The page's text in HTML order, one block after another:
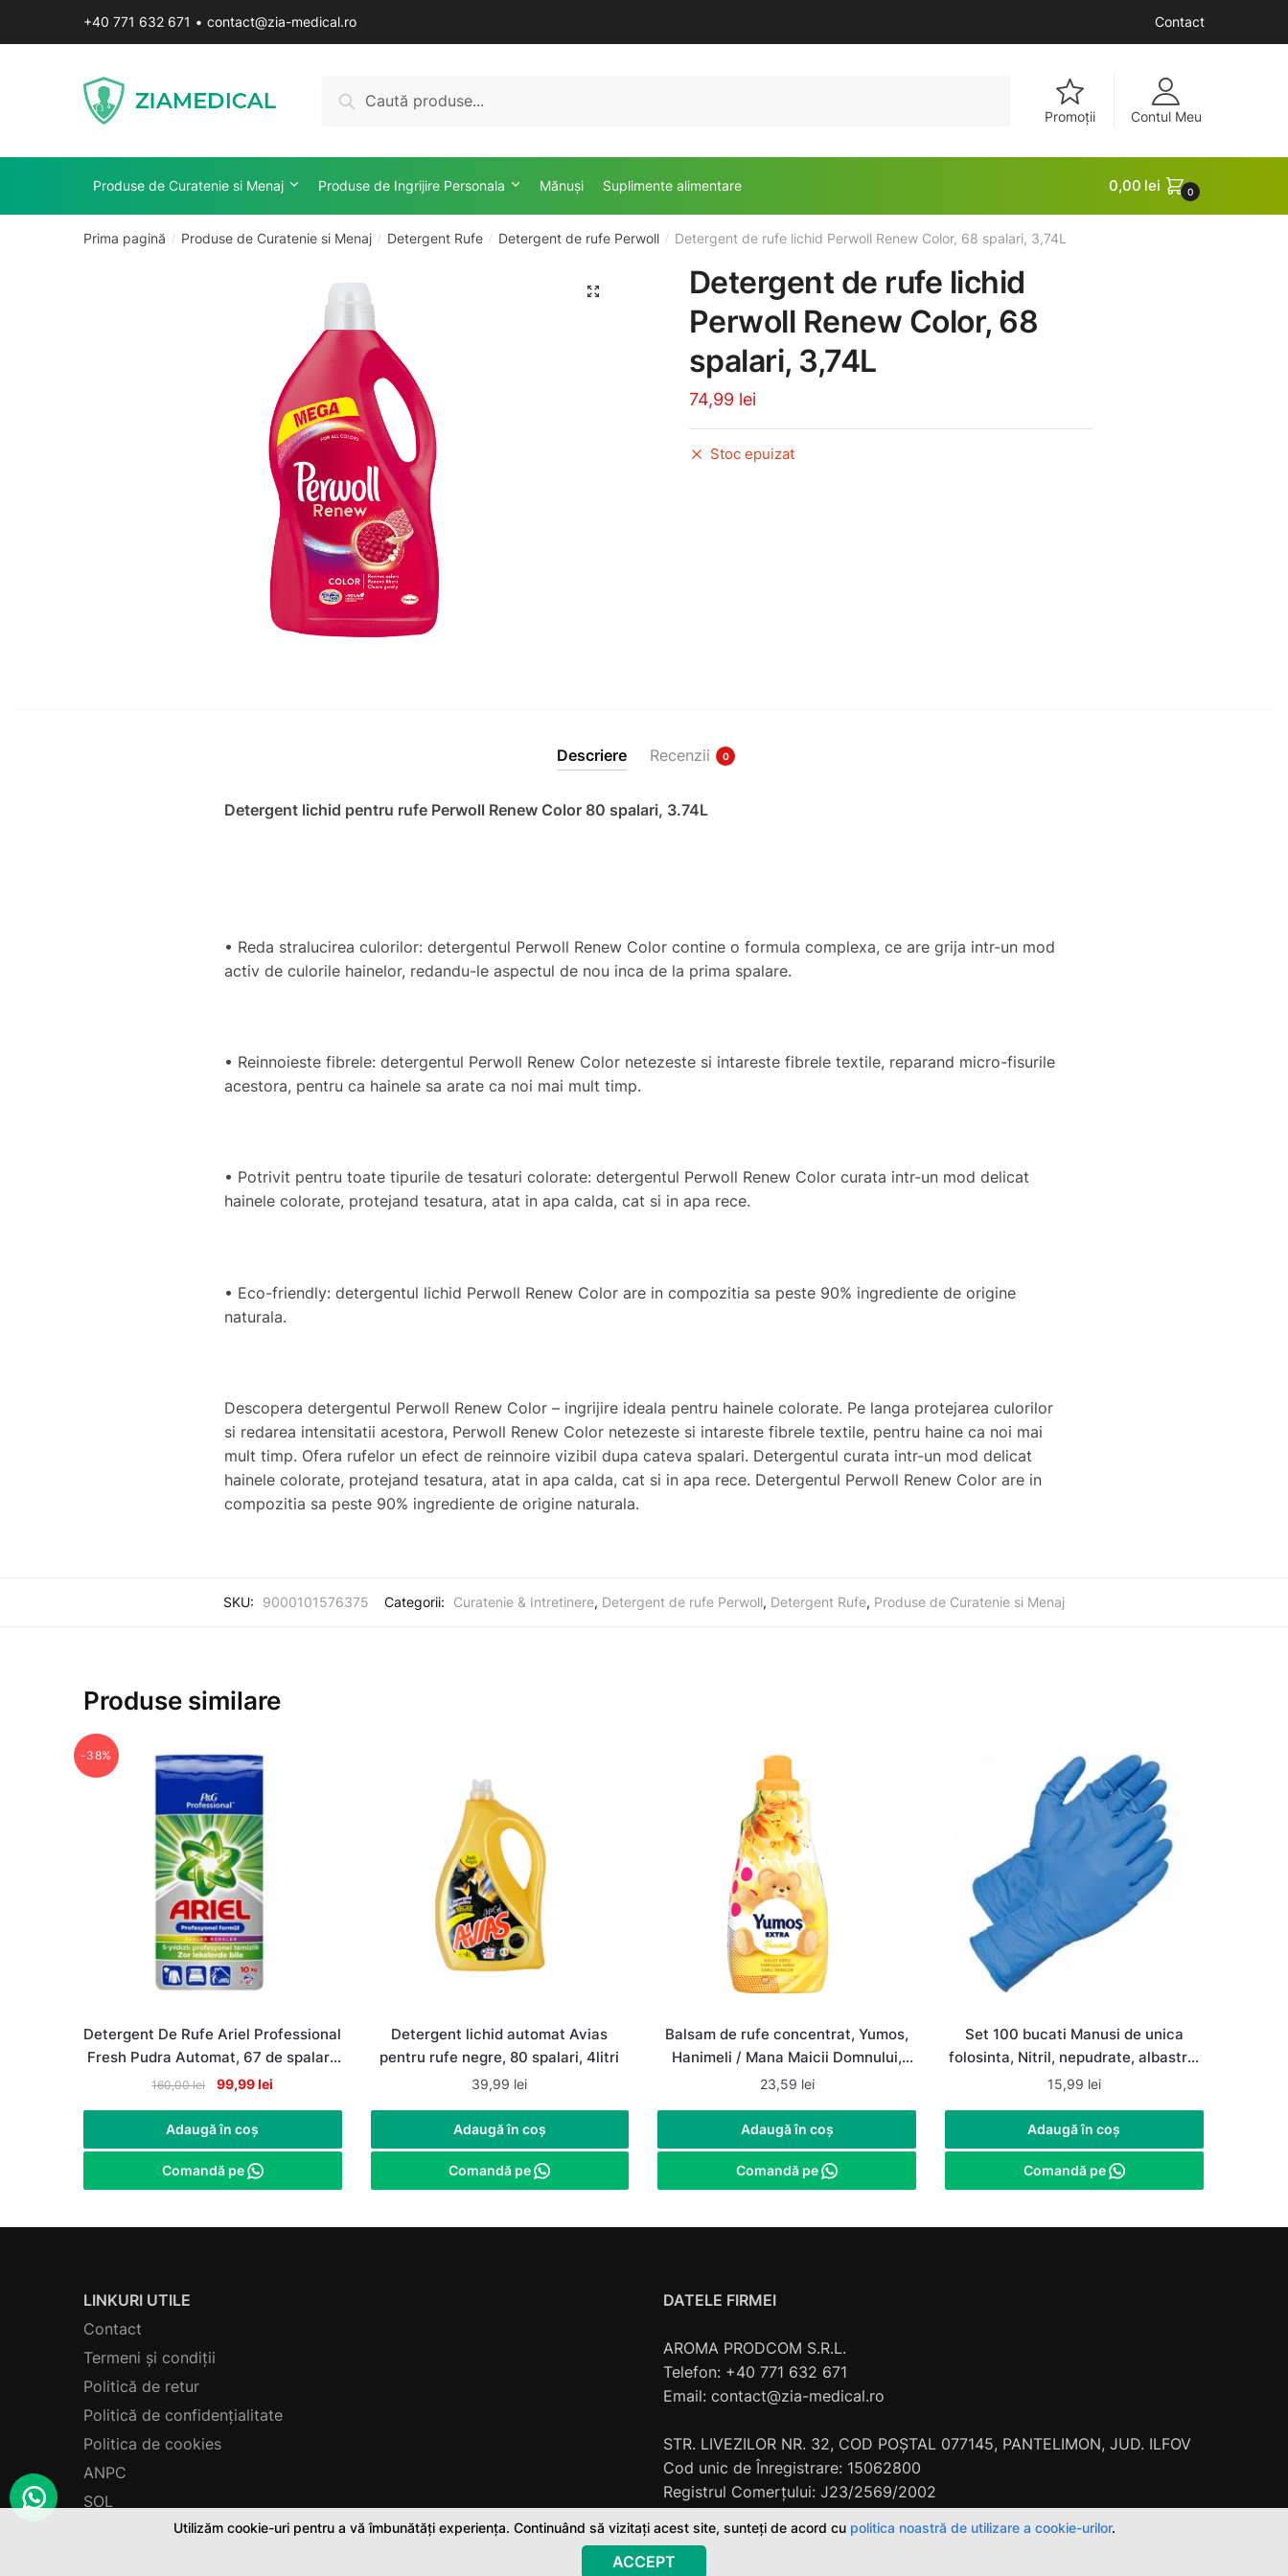
+40 771 632 671 • contact@zia-medical.ro Contact
după:
Caută
Promoții Contul Meu
Produse de Curatenie si Menaj Produse de Ingrijire Personala Mănuși Suplimente alimentare 0,00 lei 0
Prima pagină / Produse de Curatenie si Menaj / Detergent Rufe / Detergent de rufe Perwoll / Detergent de rufe lichid Perwoll Renew Color, 68 spalari, 3,74L
🔍
Detergent de rufe lichid
Perwoll Renew Color, 68
spalari, 3,74L
74,99 lei
Stoc epuizat
Descriere Recenzii 0
Detergent lichid pentru rufe Perwoll Renew Color 80 spalari, 3.74L
• Reda stralucirea culorilor: detergentul Perwoll Renew Color contine o formula complexa, ce are grija intr-un mod
activ de culorile hainelor, redandu-le aspectul de nou inca de la prima spalare.
• Reinnoieste fibrele: detergentul Perwoll Renew Color netezeste si intareste fibrele textile, reparand micro-fisurile
acestora, pentru ca hainele sa arate ca noi mai mult timp.
• Potrivit pentru toate tipurile de tesaturi colorate: detergentul Perwoll Renew Color curata intr-un mod delicat
hainele colorate, protejand tesatura, atat in apa calda, cat si in apa rece.
• Eco-friendly: detergentul lichid Perwoll Renew Color are in compozitia sa peste 90% ingrediente de origine
naturala.
Descopera detergentul Perwoll Renew Color – ingrijire ideala pentru hainele colorate. Pe langa protejarea culorilor
si redarea intensitatii acestora, Perwoll Renew Color netezeste si intareste fibrele textile, pentru haine ca noi mai
mult timp. Ofera rufelor un efect de reinnoire vizibil dupa cateva spalari. Detergentul curata intr-un mod delicat
hainele colorate, protejand tesatura, atat in apa calda, cat si in apa rece. Detergentul Perwoll Renew Color are in
compozitia sa peste 90% ingrediente de origine naturala.
SKU: 9000101576375 Categorii: Curatenie & Intretinere, Detergent de rufe Perwoll, Detergent Rufe, Produse de Curatenie si Menaj
Produse similare
-38%
Detergent De Rufe Ariel Professional
Fresh Pudra Automat, 67 de spalari,
10Kg
160,00lei
Original
was:
160,00 lei.
99,99lei
99,99 lei.
Adaugă în coș
Comandă pe
Detergent lichid automat Avias
pentru rufe negre, 80 spalari, 4litri
39,99 lei
Adaugă în coș
Comandă pe
Balsam de rufe concentrat, Yumos,
Hanimeli / Mana Maicii Domnului,
1.44 L, 60 spalari
23,59 lei
Adaugă în coș
Comandă pe
Set 100 bucati Manusi de unica
folosinta, Nitril, nepudrate, albastre,
marimea M
15,99 lei
Adaugă în coș
Comandă pe
LINKURI UTILE
Contact
Termeni și condiții
Politică de retur
Politică de confidențialitate
Politica de cookies
ANPC
SOL
DATELE FIRMEI
AROMA PRODCOM S.R.L.
Telefon: +40 771 632 671
Email: contact@zia-medical.ro
STR. LIVEZILOR NR. 32, COD POȘTAL 077145, PANTELIMON, JUD. ILFOV
Cod unic de Înregistrare: 15062800
Registrul Comerţului: J23/2569/2002
Utilizăm cookie-uri pentru a vă îmbunătăți experiența. Continuând să vizitați acest site, sunteți de acord cu politica noastră de utilizare a cookie-urilor.
ACCEPT